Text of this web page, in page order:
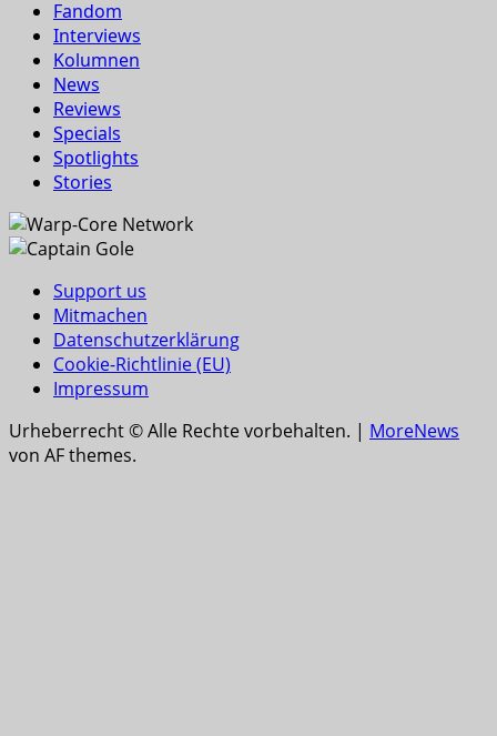
Fandom
Interviews
Kolumnen
News
Reviews
Specials
Spotlights
Stories
Support us
Mitmachen
Datenschutzerklärung
Cookie-Richtlinie (EU)
Impressum
Urheberrecht © Alle Rechte vorbehalten. | MoreNews
von AF themes.